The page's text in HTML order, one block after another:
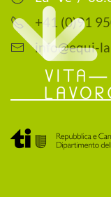
+41 (0)91
info@equi-